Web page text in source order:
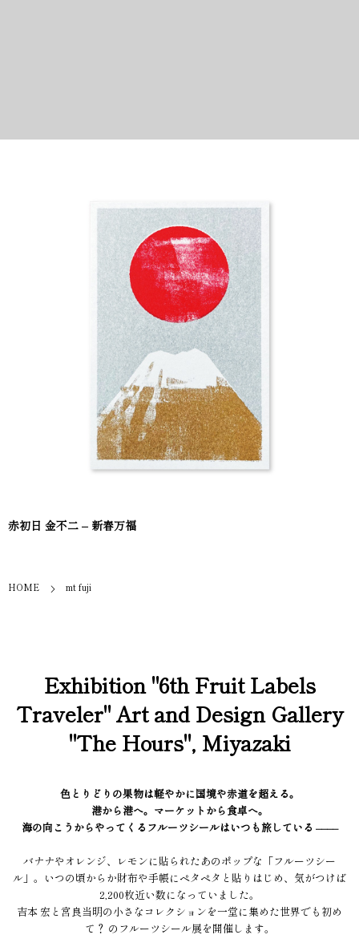
赤初日 金不二 – 新春万福
HOME mt fuji
Exhibition "6th Fruit Labels
Traveler" Art and Design Gallery
"The Hours", Miyazaki
色とりどりの果物は軽やかに国境や赤道を超える。
港から港へ。マーケットから食卓へ。
海の向こうからやってくるフルーツシールはいつも旅している ––––
バナナやオレンジ、レモンに貼られたあのポップな「フルーツシー
ル」。いつの頃からか財布や手帳にペタペタと貼りはじめ、気がつけば
2,200枚近い数になっていました。
吉本 宏と宮良当明の小さなコレクションを一堂に集めた世界でも初め
て？ のフルーツシール展を開催します。